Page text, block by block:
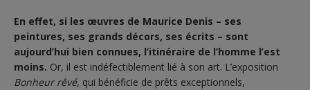
En effet, si les œuvres de Maurice Denis – ses
peintures, ses grands décors, ses écrits – sont
aujourd’hui bien connues, l’itinéraire de l’homme l’est
moins. Or, il est indéfectiblement lié à son art. L’exposition
Bonheur rêvé, qui bénéficie de prêts exceptionnels,